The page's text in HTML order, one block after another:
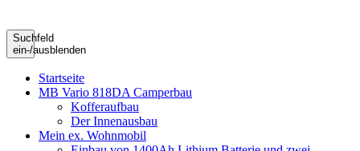
Suchfeld
ein-/ausblenden
Startseite
MB Vario 818DA Camperbau
Kofferaufbau
Der Innenausbau
Mein ex. Wohnmobil